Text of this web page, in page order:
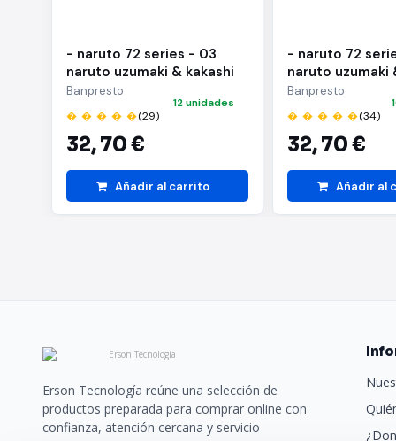
- naruto 72 series - 03
naruto uzumaki & kakashi
hatake(a:naruto uzumaki)
Banpresto
� � � � �(29)
32,70 €
12 unidades
Añadir al carrito
- naruto 72
naruto uzumaki
Banpresto
� � � � �(34)
32,70 €
Añadir al
Erson Tecnología reúne una selección de
productos preparada para comprar online con
confianza, atención cercana y servicio